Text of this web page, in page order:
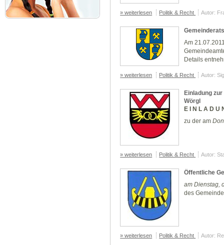
» weiterlesen Politik & Recht Autor:
Am
Details
» weiterlesen Politik & Recht Autor:
Einladung
Wörgl
E I N L A D U
zu der am
» weiterlesen Politik & Recht Autor:
Öffentliche
amDienstag ,
des
» weiterlesen Politik & Recht Autor: